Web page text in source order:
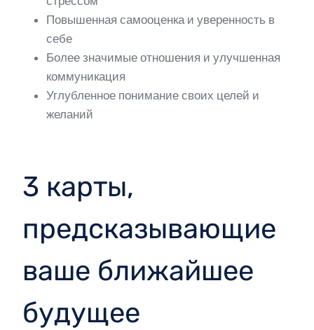
Повышенная самооценка и уверенность в
себе
Более значимые отношения и улучшенная
коммуникация
Углубленное понимание своих целей и
желаний
3 карты,
предсказывающие
ваше ближайшее
будущее